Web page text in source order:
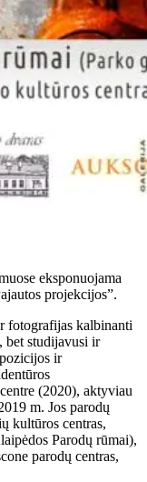
eksponuojama
projekcijos”.
fotografijas kalbinanti
bet studijavusi ir
ir
(2020), aktyviau
m. Jos parodų
kultūros centras,
Parodų rūmai),
parodų centras,